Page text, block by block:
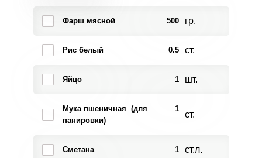
Фарш мясной 500 гр.
Рис белый 0.5 ст.
Яйцо 1 шт.
Мука пшеничная (для
панировки)
1
ст.
Сметана 1 ст.л.